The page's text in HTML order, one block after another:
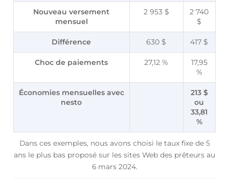
Nouveau versement
mensuel
2 953 $
2 740
$
Différence 630 $ 417 $
Choc de paiements 27,12 %
17,95
%
Économies mensuelles avec
nesto
213 $
ou
33,81
%
Dans ces exemples, nous avons choisi le taux fixe de 5
ans le plus bas proposé sur les sites Web des prêteurs au
6 mars 2024.